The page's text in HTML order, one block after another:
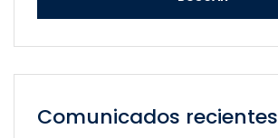
Comunicados recientes